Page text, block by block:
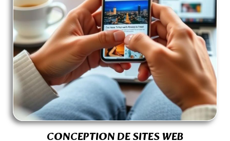
CONCEPTION DE SITES WEB